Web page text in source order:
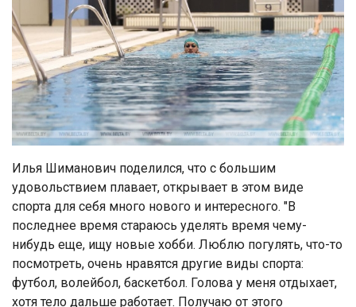
Илья Шиманович поделился, что с большим
удовольствием плавает, открывает в этом виде
спорта для себя много нового и интересного. "В
последнее время стараюсь уделять время чему-
нибудь еще, ищу новые хобби. Люблю погулять, что-то
посмотреть, очень нравятся другие виды спорта:
футбол, волейбол, баскетбол. Голова у меня отдыхает,
хотя тело дальше работает. Получаю от этого